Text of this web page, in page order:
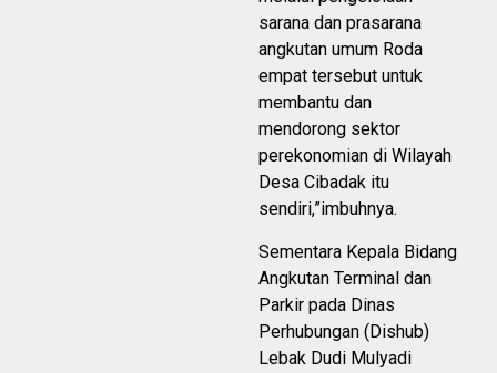
sarana dan prasarana
angkutan umum Roda
empat tersebut untuk
membantu dan
mendorong sektor
perekonomian di Wilayah
Desa Cibadak itu
sendiri,”imbuhnya.
Sementara Kepala Bidang
Angkutan Terminal dan
Parkir pada Dinas
Perhubungan (Dishub)
Lebak Dudi Mulyadi